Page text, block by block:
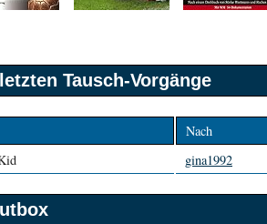
Tausch-Vorgänge
Nach
gina1992